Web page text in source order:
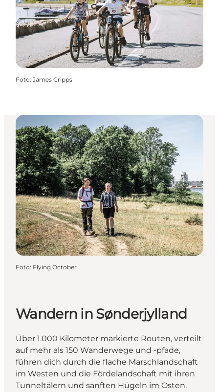
Foto: James Cripps
Foto: Flying October
Wandern in Sønderjylland
Über 1.000 Kilometer markierte Routen, verteilt
auf mehr als 150 Wanderwege und -pfade,
führen dich durch die flache Marschlandschaft
im Westen und die Fördelandschaft mit ihren
Tunneltälern und sanften Hügeln im Osten.